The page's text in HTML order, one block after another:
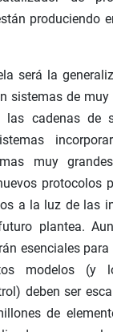
produciendo
será la
sistemas de muy
cadenas de
muy
protocolos
a la luz de las
plantea.
esenciales
modelos (y
deben ser
de